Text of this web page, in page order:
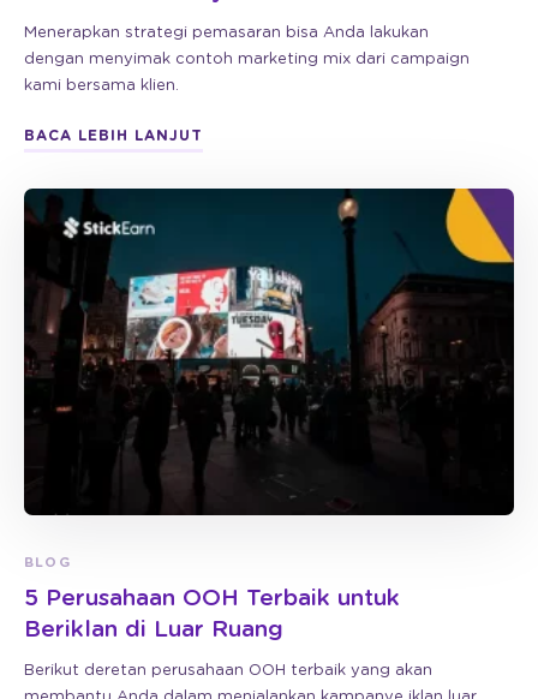
Menerapkan strategi pemasaran bisa Anda lakukan
dengan menyimak contoh marketing mix dari campaign
kami bersama klien.
BACA LEBIH LANJUT
BLOG
5 Perusahaan OOH Terbaik untuk
Beriklan di Luar Ruang
Berikut deretan perusahaan OOH terbaik yang akan